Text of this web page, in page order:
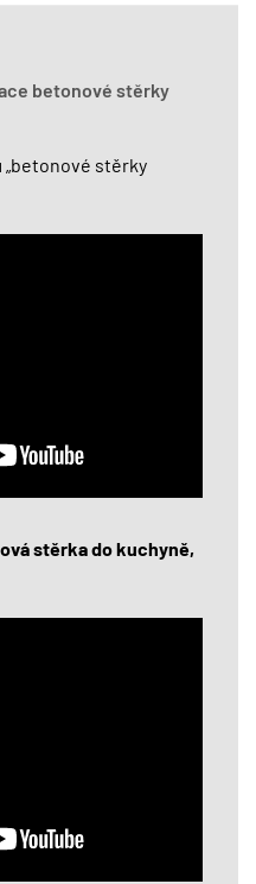
betonové stěrky
„betonové stěrky
stěrka do kuchyně,